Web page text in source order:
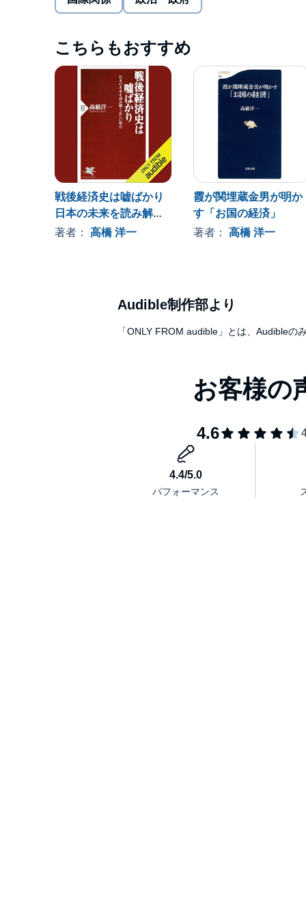
こちらもおすすめ
戦後経済史は嘘ばかり
日本の未来を読み解く
正しい視点
著者： 高橋 洋一
霞が関埋蔵金男が明か
す「お国の経済」
著者： 高橋 洋一
Audible制作部より
「ONLY FROM audible」とは、Audible